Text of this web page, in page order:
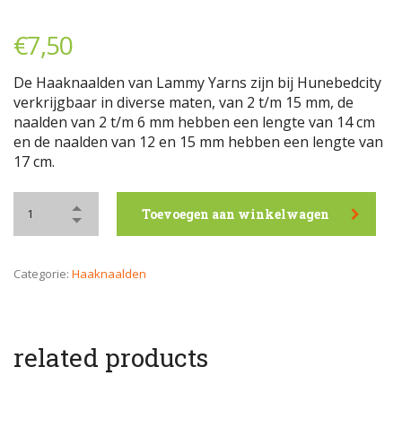
€7,50
De Haaknaalden van Lammy Yarns zijn bij Hunebedcity
verkrijgbaar in diverse maten, van 2 t/m 15 mm, de
naalden van 2 t/m 6 mm hebben een lengte van 14 cm
en de naalden van 12 en 15 mm hebben een lengte van
17 cm.
Toevoegen aan winkelwagen
Categorie: Haaknaalden
related products